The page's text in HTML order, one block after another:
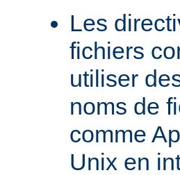
Les
fichiers
utiliser
noms de
comme
Unix en